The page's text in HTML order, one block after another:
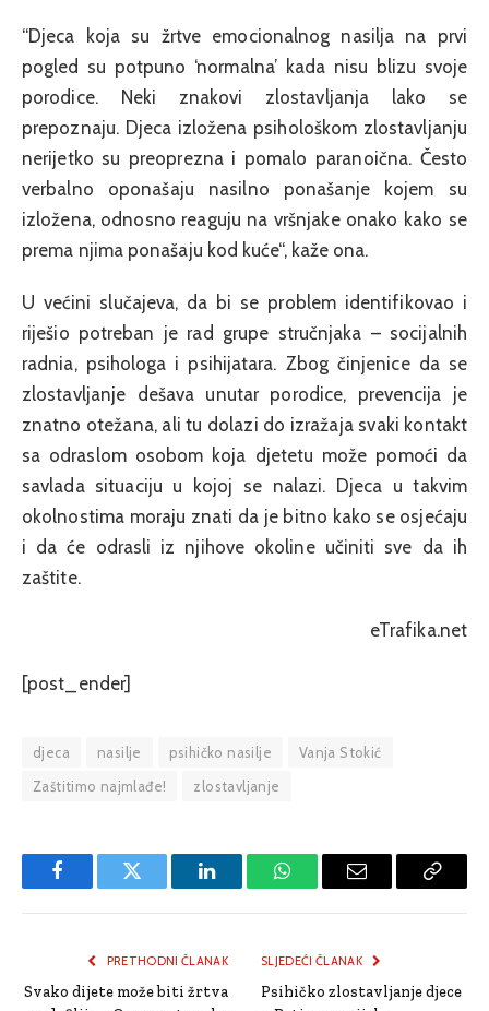
“Djeca koja su žrtve emocionalnog nasilja na prvi
pogled su potpuno ‘normalna’ kada nisu blizu svoje
porodice. Neki znakovi zlostavljanja lako se
prepoznaju. Djeca izložena psihološkom zlostavljanju
nerijetko su preoprezna i pomalo paranoična. Često
verbalno oponašaju nasilno ponašanje kojem su
izložena, odnosno reaguju na vršnjake onako kako se
prema njima ponašaju kod kuće“, kaže ona.
U većini slučajeva, da bi se problem identifikovao i
riješio potreban je rad grupe stručnjaka – socijalnih
radnia, psihologa i psihijatara. Zbog činjenice da se
zlostavljanje dešava unutar porodice, prevencija je
znatno otežana, ali tu dolazi do izražaja svaki kontakt
sa odraslom osobom koja djetetu može pomoći da
savlada situaciju u kojoj se nalazi. Djeca u takvim
okolnostima moraju znati da je bitno kako se osjećaju
i da će odrasli iz njihove okoline učiniti sve da ih
zaštite.
eTrafika.net
[post_ender]
djeca nasilje psihičko nasilje
Vanja Stokić
Zaštitimo najmlađe!
zlostavljanje
FacebookTwitter LinkedInWhatsAppEmail
Copy
PRETHODNI ČLANAK
Svako dijete može biti žrtva
SLJEDEĆI ČLANAK
Psihičko zlostavljanje djece